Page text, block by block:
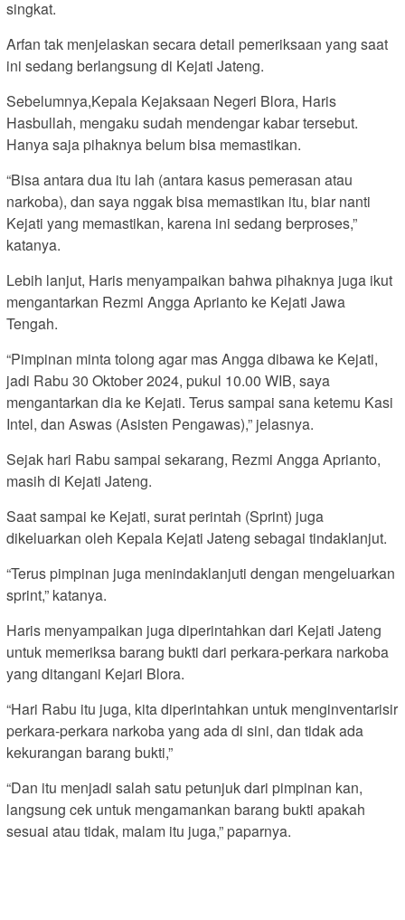
singkat.
Arfan tak menjelaskan secara detail pemeriksaan yang saat
ini sedang berlangsung di Kejati Jateng.
Sebelumnya,Kepala Kejaksaan Negeri Blora, Haris
Hasbullah, mengaku sudah mendengar kabar tersebut.
Hanya saja pihaknya belum bisa memastikan.
“Bisa antara dua itu lah (antara kasus pemerasan atau
narkoba), dan saya nggak bisa memastikan itu, biar nanti
Kejati yang memastikan, karena ini sedang berproses,”
katanya.
Lebih lanjut, Haris menyampaikan bahwa pihaknya juga ikut
mengantarkan Rezmi Angga Aprianto ke Kejati Jawa
Tengah.
“Pimpinan minta tolong agar mas Angga dibawa ke Kejati,
jadi Rabu 30 Oktober 2024, pukul 10.00 WIB, saya
mengantarkan dia ke Kejati. Terus sampai sana ketemu Kasi
Intel, dan Aswas (Asisten Pengawas),” jelasnya.
Sejak hari Rabu sampai sekarang, Rezmi Angga Aprianto,
masih di Kejati Jateng.
Saat sampai ke Kejati, surat perintah (Sprint) juga
dikeluarkan oleh Kepala Kejati Jateng sebagai tindaklanjut.
“Terus pimpinan juga menindaklanjuti dengan mengeluarkan
sprint,” katanya.
Haris menyampaikan juga diperintahkan dari Kejati Jateng
untuk memeriksa barang bukti dari perkara-perkara narkoba
yang ditangani Kejari Blora.
“Hari Rabu itu juga, kita diperintahkan untuk menginventarisir
perkara-perkara narkoba yang ada di sini, dan tidak ada
kekurangan barang bukti,”
“Dan itu menjadi salah satu petunjuk dari pimpinan kan,
langsung cek untuk mengamankan barang bukti apakah
sesuai atau tidak, malam itu juga,” paparnya.